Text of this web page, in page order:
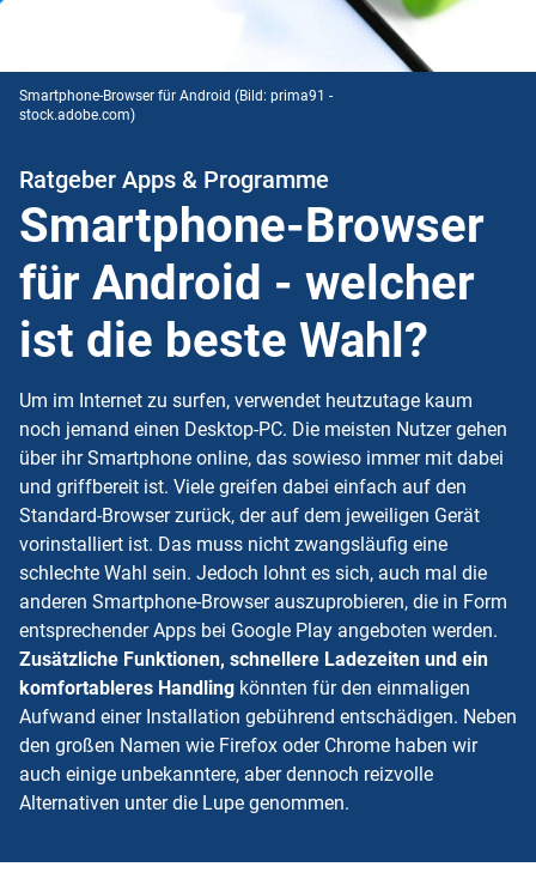
Smartphone-Browser für Android (Bild: prima91 -
stock.adobe.com)
Ratgeber Apps & Programme
Smartphone-Browser
für Android - welcher
ist die beste Wahl?
Um im Internet zu surfen, verwendet heutzutage kaum
noch jemand einen Desktop-PC. Die meisten Nutzer gehen
über ihr Smartphone online, das sowieso immer mit dabei
und griffbereit ist. Viele greifen dabei einfach auf den
Standard-Browser zurück, der auf dem jeweiligen Gerät
vorinstalliert ist. Das muss nicht zwangsläufig eine
schlechte Wahl sein. Jedoch lohnt es sich, auch mal die
anderen Smartphone-Browser auszuprobieren, die in Form
entsprechender Apps bei Google Play angeboten werden.
Zusätzliche Funktionen, schnellere Ladezeiten und ein
komfortableres Handling könnten für den einmaligen
Aufwand einer Installation gebührend entschädigen. Neben
den großen Namen wie Firefox oder Chrome haben wir
auch einige unbekanntere, aber dennoch reizvolle
Alternativen unter die Lupe genommen.